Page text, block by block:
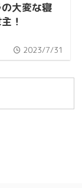
大変な寝
！
2023/7/31